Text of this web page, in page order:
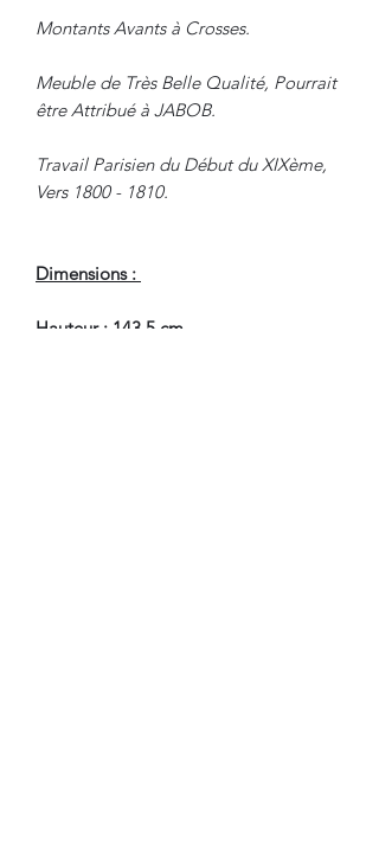
Montants Avants à Crosses.
Meuble de Très Belle Qualité, Pourrait
être Attribué à JABOB.
Travail Parisien du Début du XIXème,
Vers 1800 - 1810.
Dimensions :
Hauteur : 143.5 cm